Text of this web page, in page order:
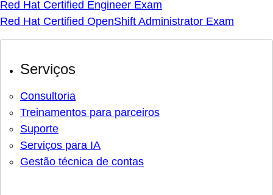
Red Hat Certified Engineer Exam
Red Hat Certified OpenShift Administrator Exam
Serviços
Consultoria
Treinamentos para parceiros
Suporte
Serviços para IA
Gestão técnica de contas